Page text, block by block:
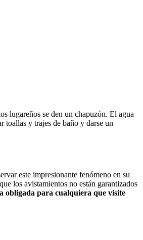
lugareños se den un chapuzón. El agua
toallas y trajes de baño y darse un
este impresionante fenómeno en su
los avistamientos no están garantizados
obligada para cualquiera que visite